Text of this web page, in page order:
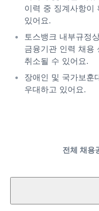
이력 중 징계사항이
있어요.
토스뱅크 내부규정
금융기관 인력 채용
취소될 수 있어요.
장애인 및 국가보훈
우대하고 있어요.
전체 채용